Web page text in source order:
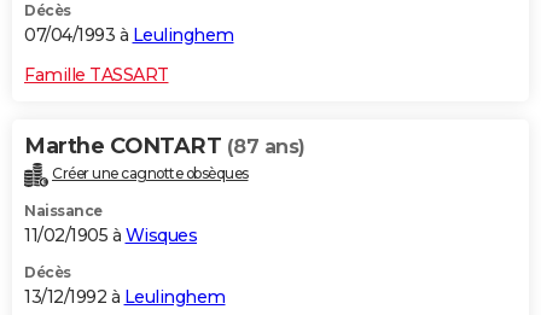
Décès
07/04/1993 à Leulinghem
Famille TASSART
Marthe CONTART (87 ans)
Créer une cagnotte obsèques
Naissance
11/02/1905 à Wisques
Décès
13/12/1992 à Leulinghem